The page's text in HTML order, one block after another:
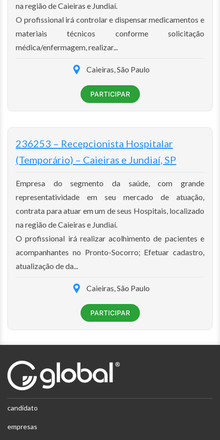
na região de Caieiras e Jundiaí.
O profissional irá controlar e dispensar medicamentos e
materiais técnicos conforme solicitação
médica/enfermagem, realizar...
Caieiras, São Paulo
PARTICIPAR
236253 – Recepcionista Hospitalar
(Temporário) – Caieiras e Jundiaí, SP
Empresa do segmento da saúde, com grande
representatividade em seu mercado de atuação,
contrata para atuar em um de seus Hospitais, localizado
na região de Caieiras e Jundiaí.
O profissional irá realizar acolhimento de pacientes e
acompanhantes no Pronto-Socorro; Efetuar cadastro,
atualização de da...
Caieiras, São Paulo
PARTICIPAR
candidato
empresas